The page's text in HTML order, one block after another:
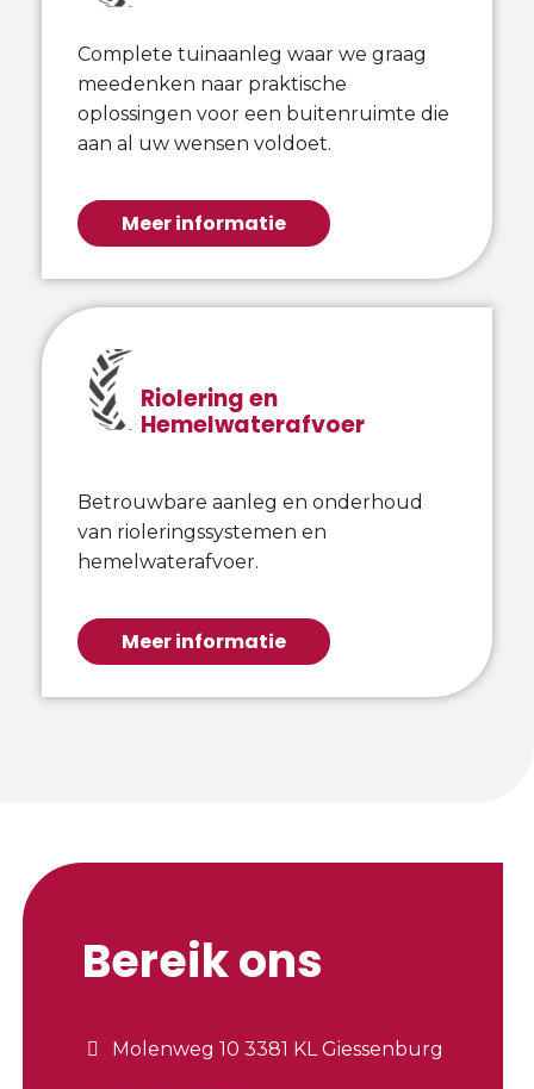
Complete tuinaanleg waar we graag
meedenken naar praktische
oplossingen voor een buitenruimte die
aan al uw wensen voldoet.
Meer informatie
Riolering en
Hemelwaterafvoer
Betrouwbare aanleg en onderhoud
van rioleringssystemen en
hemelwaterafvoer.
Meer informatie
Bereik ons
Molenweg 10 3381 KL Giessenburg